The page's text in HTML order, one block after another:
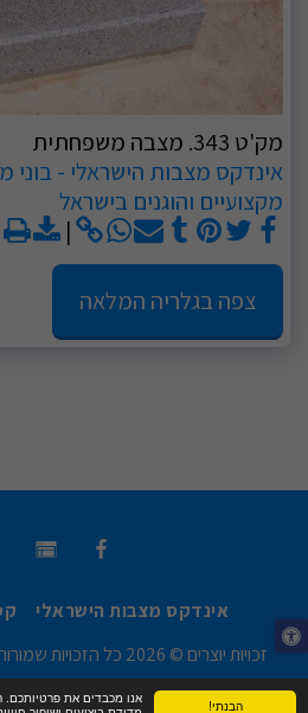
הבנתי!
אנו מכבדים את פרטיותכם.
מק'ט 343. מצבה משפחתית
אינדקס מצבות הישראלי - בוני
מקצועיים והוגנים בישראל
צפה בגלריה המלאה
אינדקס מצבות הישראלי
זכויות יוצרים © 2026 כל הזכויות שמורות -
תנאי שימוש|פרטיות